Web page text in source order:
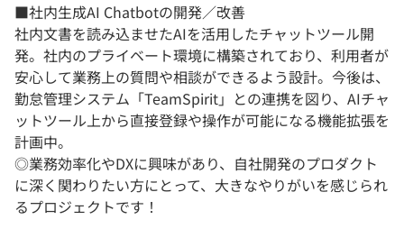
■社内生成AI Chatbotの開発／改善
社内文書を読み込ませたAIを活用したチャットツール開
発。社内のプライベート環境に構築されており、利用者が
安心して業務上の質問や相談ができるよう設計。今後は、
勤怠管理システム「TeamSpirit」との連携を図り、AIチャ
ットツール上から直接登録や操作が可能になる機能拡張を
計画中。
◎業務効率化やDXに興味があり、自社開発のプロダクト
に深く関わりたい方にとって、大きなやりがいを感じられ
るプロジェクトです！